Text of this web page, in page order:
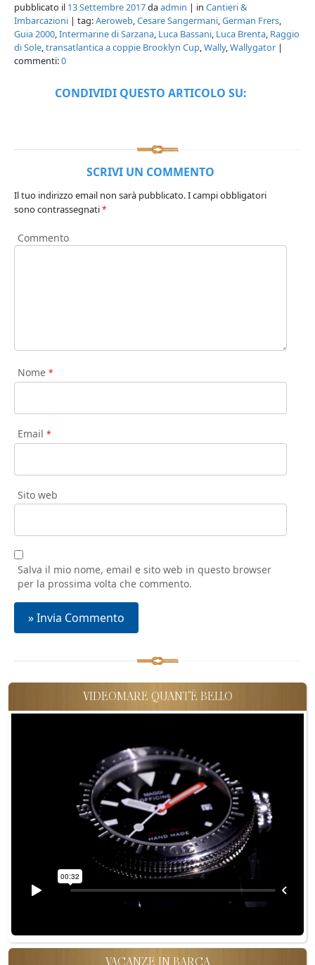
pubblicato il 13 Settembre 2017daadmin | in Cantieri &
Imbarcazioni | tag:Aeroweb,Cesare Sangermani,German Frers,
Guia 2000,Intermarine di Sarzana, Luca Bassani, Luca Brenta, Raggio
di Sole,transatlantica a coppie Brooklyn Cup,Wally,Wallygator |
commenti:0
CONDIVIDI QUESTO ARTICOLO SU:
SCRIVI UN COMMENTO
Il tuo indirizzo email non sarà pubblicato.I campi obbligatori
sono contrassegnati*
Commento
Nome *
Email *
Sito web
Salva il mio nome, email e sito web in questo browser
per la prossima volta che commento.
VIDEOMARE QUANT'È BELLO